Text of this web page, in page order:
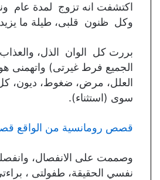
اكتشفت انه تزوج لمدة عام
وكل ظنون قلبى، طيلة ما
بررت كل الوان الذل،
الجميع فرط غيرتى) واتهمنى
العلل، مرض، ضغوط، ديون،
سوى (استثناء).
قصص رومانسية من الواقع
وصممت على الانفصال،
نفسي الحقيقة، طفولتى ،